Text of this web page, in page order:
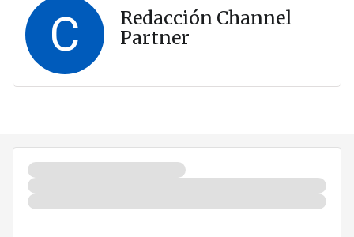
C
Redacción Channel
Partner